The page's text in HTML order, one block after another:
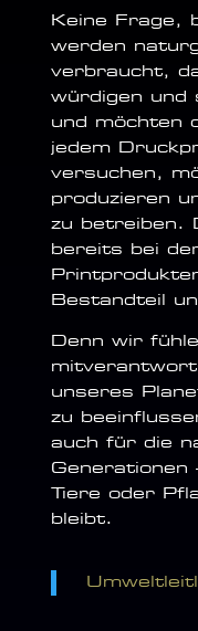
Keine Frage,
werden
verbraucht,
würdigen und
und möchten
jedem
versuchen,
produzieren
zu betreiben.
bereits bei
Bestandteil
Denn wir
unseres
zu
auch für die
Generationen
Tiere oder
bleibt.